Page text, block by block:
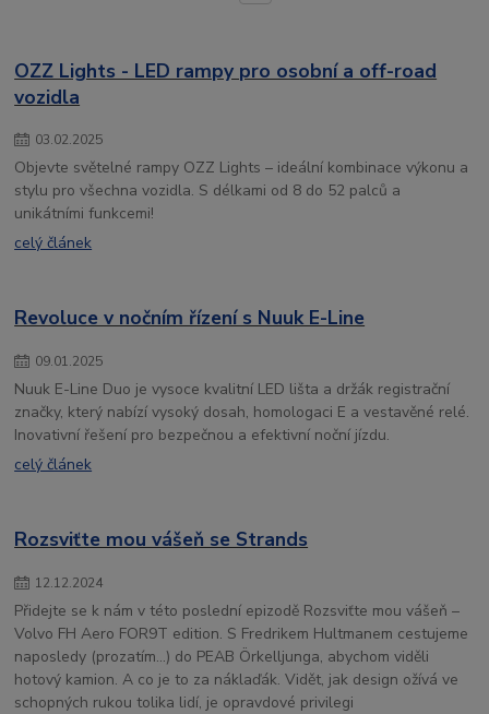
OZZ Lights - LED rampy pro osobní a off-road
vozidla
03.02.2025
Objevte světelné rampy OZZ Lights – ideální kombinace výkonu a
stylu pro všechna vozidla. S délkami od 8 do 52 palců a
unikátními funkcemi!
celý článek
Revoluce v nočním řízení s Nuuk E-Line
09.01.2025
Nuuk E-Line Duo je vysoce kvalitní LED lišta a držák registrační
značky, který nabízí vysoký dosah, homologaci E a vestavěné relé.
Inovativní řešení pro bezpečnou a efektivní noční jízdu.
celý článek
Rozsviťte mou vášeň se Strands
12.12.2024
Přidejte se k nám v této poslední epizodě Rozsviťte mou vášeň –
Volvo FH Aero FOR9T edition. S Fredrikem Hultmanem cestujeme
naposledy (prozatím…) do PEAB Örkelljunga, abychom viděli
hotový kamion. A co je to za náklaďák. Vidět, jak design ožívá ve
schopných rukou tolika lidí, je opravdové privilegi